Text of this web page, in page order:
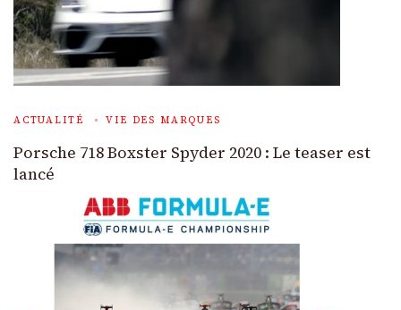
ACTUALITÉ VIE DES MARQUES
Porsche 718 Boxster Spyder 2020 : Le teaser est
lancé